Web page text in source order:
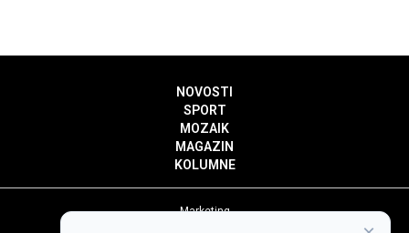
NOVOSTI
SPORT
MOZAIK
MAGAZIN
KOLUMNE
Marketing